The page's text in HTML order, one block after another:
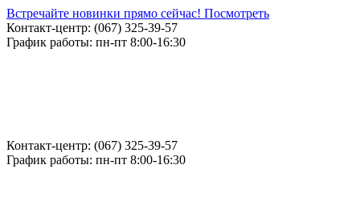
Встречайте новинки прямо сейчас! Посмотреть
Контакт-центр: (067) 325-39-57
График работы: пн-пт 8:00-16:30
Контакт-центр: (067) 325-39-57
График работы: пн-пт 8:00-16:30